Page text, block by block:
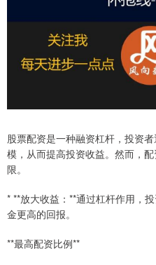
股票配资是一种融资杠杆，投资
模，从而提高投资收益。然而，
限。
* **放大收益：**通过杠杆作用，
金更高的回报。
**最高配资比例**